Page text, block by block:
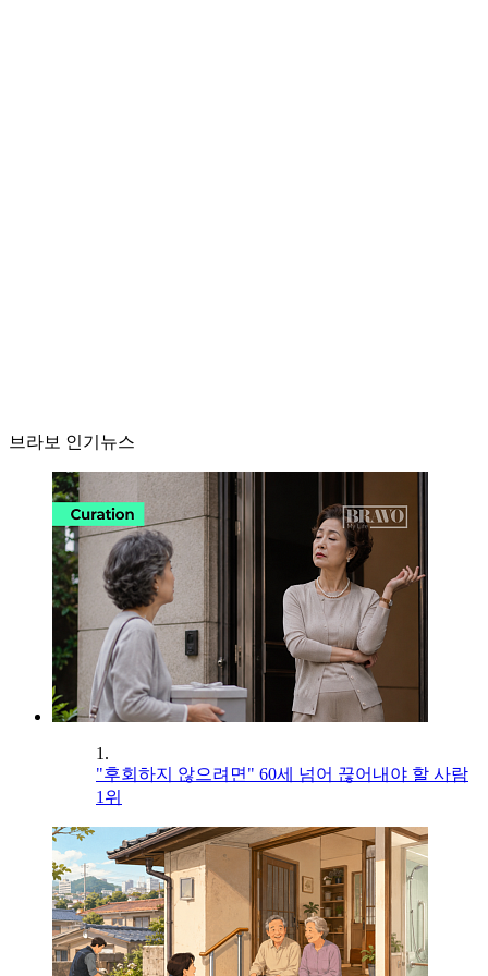
브라보 인기뉴스
1.
"후회하지 않으려면" 60세 넘어 끊어내야 할 사람
1위